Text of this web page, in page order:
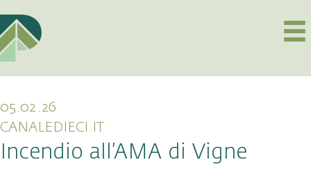
05.02.26
CANALEDIECI.IT
Incendio all’AMA di Vigne